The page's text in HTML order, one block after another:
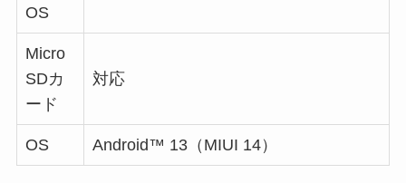
OS
Micro
SDカ
ード
対応
OS Android™ 13（MIUI 14）